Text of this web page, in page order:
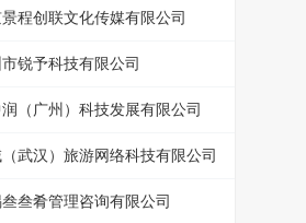
程创联文化传媒有限公司
锐予科技有限公司
（广州）科技发展有限公司
武汉）旅游网络科技有限公司
叁肴管理咨询有限公司